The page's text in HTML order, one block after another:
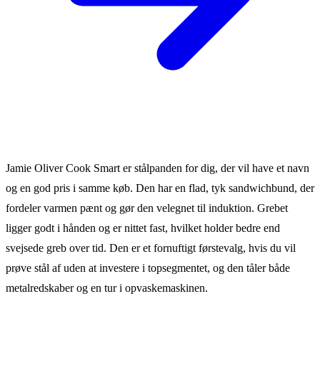
Jamie Oliver Cook Smart er stålpanden for dig, der vil have et navn
og en god pris i samme køb. Den har en flad, tyk sandwichbund, der
fordeler varmen pænt og gør den velegnet til induktion. Grebet
ligger godt i hånden og er nittet fast, hvilket holder bedre end
svejsede greb over tid. Den er et fornuftigt førstevalg, hvis du vil
prøve stål af uden at investere i topsegmentet, og den tåler både
metalredskaber og en tur i opvaskemaskinen.